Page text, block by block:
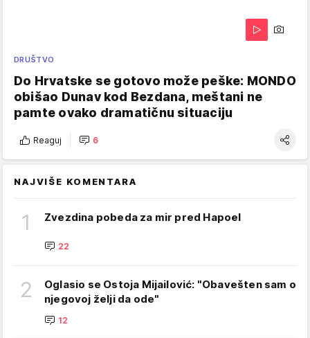
DRUŠTVO
Do Hrvatske se gotovo može peške: MONDO
obišao Dunav kod Bezdana, meštani ne
pamte ovako dramatičnu situaciju
Reaguj 6
NAJVIŠE KOMENTARA
1 Zvezdina pobeda za mir pred Hapoel
22
2
Oglasio se Ostoja Mijailović: "Obavešten sam o
njegovoj želji da ode"
12